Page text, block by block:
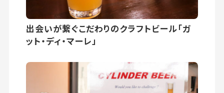
出会いが繋ぐこだわりのクラフトビール「ガ
ット・ディ・マーレ」